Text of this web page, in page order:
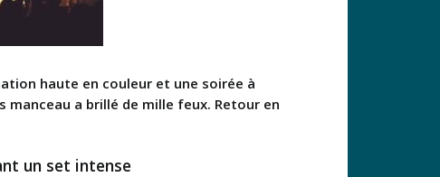
haute en couleur et une soirée à
a brillé de mille feux. Retour en
un set intense